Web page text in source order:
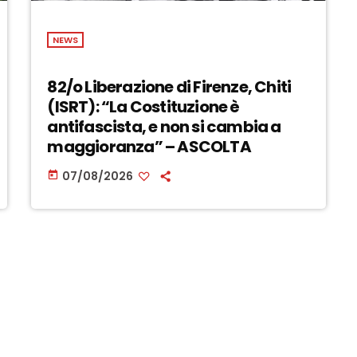
NEWS
82/o Liberazione di Firenze, Chiti
(ISRT): “La Costituzione è
antifascista, e non si cambia a
maggioranza” – ASCOLTA
today 07/08/2026